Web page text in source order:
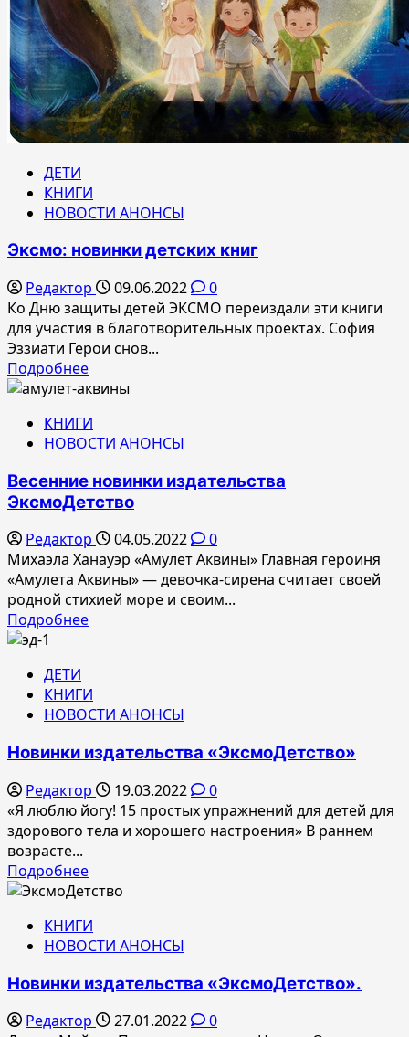
ДЕТИ
КНИГИ
НОВОСТИ АНОНСЫ
Эксмо: новинки детских книг
Редактор 09.06.2022
0
Ко Дню защиты детей ЭКСМО переиздали эти книги
для участия в благотворительных проектах. София
Эззиати Герои снов...
ПодробнееПрочитать
больше
Эксмо:
новинки
книг
КНИГИ
НОВОСТИ АНОНСЫ
Весенние новинки издательства
ЭксмоДетство
Редактор 04.05.2022
0
Михаэла Ханауэр «Амулет Аквины» Главная героиня
«Амулета Аквины» — девочка-сирена считает своей
родной стихией море и своим...
ПодробнееПрочитать
новинки
издательства
ДЕТИ
КНИГИ
НОВОСТИ АНОНСЫ
Новинки издательства «ЭксмоДетство»
Редактор 19.03.2022
0
«Я люблю йогу! 15 простых упражнений для детей для
здорового тела и хорошего настроения» В раннем
возрасте...
ПодробнееПрочитать
больше
Новинки
издательства
КНИГИ
НОВОСТИ АНОНСЫ
Новинки издательства «ЭксмоДетство».
Редактор 27.01.2022
0